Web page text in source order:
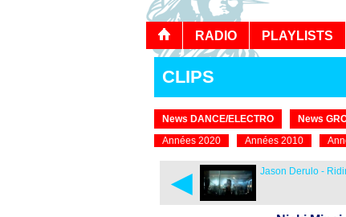
RADIO PLAYLISTS
CLIPS
News DANCE/ELECTRO News
Années 2020
Années 2010
◄ Jason Derulo -